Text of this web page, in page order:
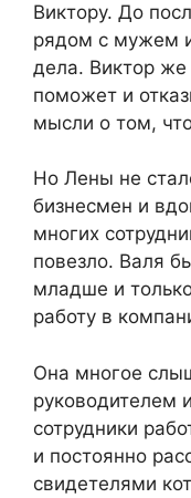
Виктору. До
рядом с мужем
дела. Виктор же
поможет и
мысли о том,
Но Лены не
бизнесмен и
многих
повезло. Валя
младше и
работу в
Она многое
руководителем
сотрудники
и постоянно
свидетелями